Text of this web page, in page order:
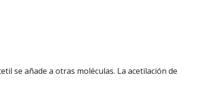
se añade a otras moléculas. La acetilación de